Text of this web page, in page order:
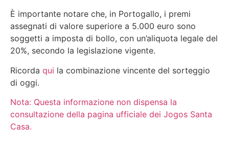
È importante notare che, in Portogallo, i premi
assegnati di valore superiore a 5.000 euro sono
soggetti a imposta di bollo, con un’aliquota legale del
20%, secondo la legislazione vigente.
Ricorda qui la combinazione vincente del sorteggio
di oggi.
Nota: Questa informazione non dispensa la
consultazione della pagina ufficiale dei Jogos Santa
Casa.